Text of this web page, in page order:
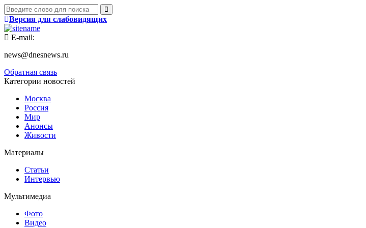
Версия для слабовидящих
E-mail:
news@dnesnews.ru
Обратная связь
Категории новостей
Москва
Россия
Мир
Анонсы
Живости
Материалы
Статьи
Интервью
Мультимедиа
Фото
Видео